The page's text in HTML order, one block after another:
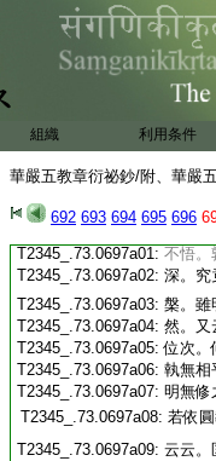
組織 利用条件
華嚴五教章衍祕鈔/附、華嚴
692 693 694 695 696
T2345_.73.0696c20:徳。是
T2345_.73.0696c21:
不同
T2345_.73.0696c22: 耶。
不字
T2345_.73.0696c25:致故。
T2345_.73.0696c27: 若寄
T2345_.73.0696c28:曰。頓
T2345_.73.0697a01: 不悟。
T2345_.73.0697a02: 深。究
T2345_.73.0697a03: 槃。雖
T2345_.73.0697a04: 然。又
T2345_.73.0697a05:位次。
T2345_.73.0697a06: 執無相
T2345_.73.0697a07: 明無修
T2345_.73.0697a08: 若依
T2345_.73.0697a09: 云云。